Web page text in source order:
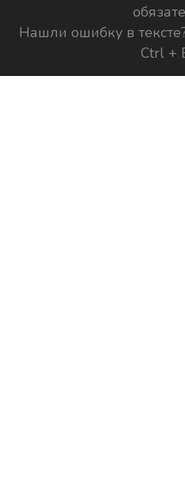
Нашли ошибку в
Ctrl +